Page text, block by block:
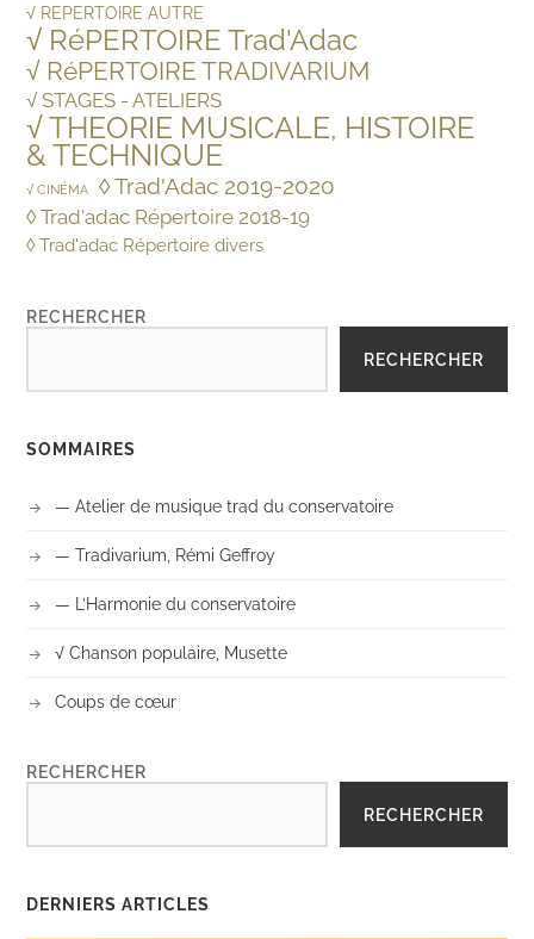
√ REPERTOIRE AUTRE
√ RéPERTOIRE Trad'Adac
√ RéPERTOIRE TRADIVARIUM
√ STAGES - ATELIERS
√ THEORIE MUSICALE, HISTOIRE
& TECHNIQUE
√ CINÉMA ◊ Trad'Adac 2019-2020
◊ Trad'adac Répertoire 2018-19
◊ Trad'adac Répertoire divers
RECHERCHER
RECHERCHER
SOMMAIRES
— Atelier de musique trad du conservatoire
— Tradivarium, Rémi Geffroy
— L’Harmonie du conservatoire
√ Chanson populaire, Musette
Coups de cœur
RECHERCHER
RECHERCHER
DERNIERS ARTICLES